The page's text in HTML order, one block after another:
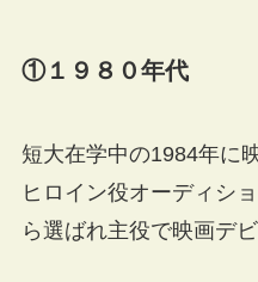
①１９８０年代
短大在学中の1984年に
ヒロイン役オーディシ
ら選ばれ主役で映画デ